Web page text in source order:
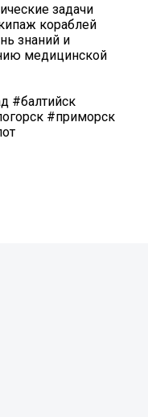
задачи
кораблей
знаний и
медицинской
#балтийск
#приморск